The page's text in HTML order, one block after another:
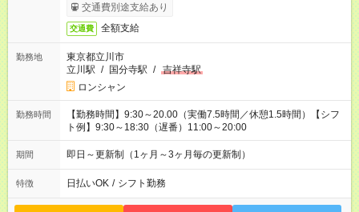
す。交通費別途支給あり
交通費 全額支給
勤務地
東京都立川市
立川駅 / 国分寺駅 / 吉祥寺駅
ロンシャン
勤務時間
【勤務時間】9:30～20.00（実働7.5時間／休憩1.5時間）【シフ
ト例】9:30～18:30（遅番）11:00～20:00
期間 即日～更新制（1ヶ月～3ヶ月毎の更新制）
特徴 日払いOK / シフト勤務